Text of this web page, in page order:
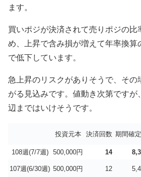
ます。
買いポジが決済されて売りポジの比
め、上昇で含み損が増えて年率換算
で低下しています。
急上昇のリスクがありそうで、その
がる見込みです。値動き次第ですが
辺まではいけそうです。
投資元本 決済回数 期間確
108週(7/7週) 500,000円 14
107週(6/30週) 500,000円 12